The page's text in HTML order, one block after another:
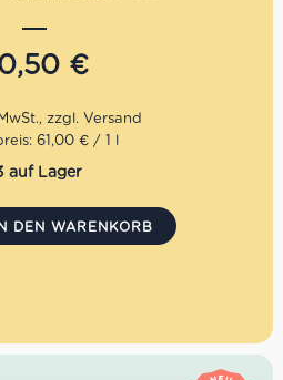
verarbeitet – optimal vor
präsentiert. Ideal für die
täglichen Einsatz oder als
beim Kauf von 3 nativen
€
61,00 € / 1 l
auf Lager
DEN WARENKORB